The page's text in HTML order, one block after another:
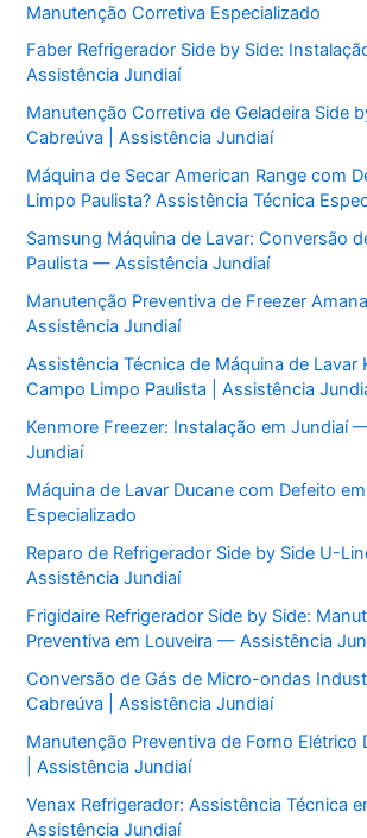
Manutenção Corretiva Especializado
Faber Refrigerador Side by Side:
Assistência Jundiaí
Manutenção Corretiva de Geladeira Side
Cabreúva | Assistência Jundiaí
Máquina de Secar American Range com
Limpo Paulista? Assistência Técnica
Samsung Máquina de Lavar: Conversão
Paulista — Assistência Jundiaí
Manutenção Preventiva de Freezer
Assistência Jundiaí
Assistência Técnica de Máquina de Lavar
Campo Limpo Paulista | Assistência
Kenmore Freezer: Instalação em Jundiaí
Jundiaí
Máquina de Lavar Ducane com Defeito
Especializado
Reparo de Refrigerador Side by Side U-
Assistência Jundiaí
Frigidaire Refrigerador Side by Side:
Preventiva em Louveira — Assistência
Conversão de Gás de Micro-ondas
Cabreúva | Assistência Jundiaí
Manutenção Preventiva de Forno Elétrico
| Assistência Jundiaí
Venax Refrigerador: Assistência Técnica
Assistência Jundiaí